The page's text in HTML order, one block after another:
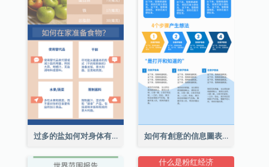
过多的盐如何对身体有害信息图表 如何有創意的信息圖表